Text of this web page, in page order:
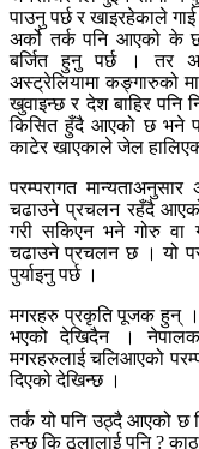
पाउनु पर्छ र खाइरहेकाले
अर्को तर्क पनि आएको के
बर्जित हुनु पर्छ । तर
अस्ट्रेलियामा कङ्गारुको
खुवाइन्छ र देश बाहिर पनि
किसित हुँदै आएको छ भने
काटेर खाएकाले जेल
परम्परागत
चढाउने प्रचलन रहँदै
गरी सकिएन भने गोरु वा
चढाउने प्रचलन छ । यो
पुर्याइनु पर्छ ।
मगरहरु प्रकृति पूजक हुन् ।
भएको देखिदैन ।
मगरहरुलाई चलिआएको
दिएको देखिन्छ ।
तर्क यो पनि उठ्दै आएको छ
हुन्छ कि ठूलालाई पनि ?